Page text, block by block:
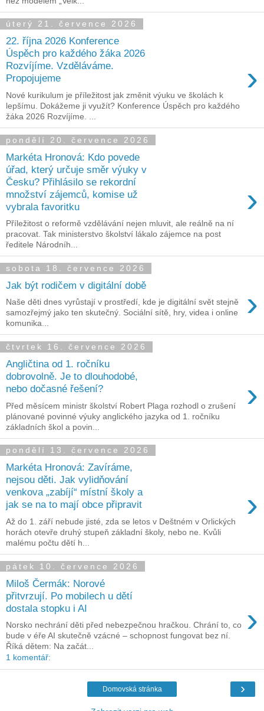
úterý 21. července 2026
22. října 2026 Konference
Úspěch pro každého žáka 2026
Rozvíjíme. Vzděláváme.
Propojujeme
›
Nové kurikulum je příležitost jak změnit výuku ve školách k
lepšímu. Dokážeme ji využít? Konference Úspěch pro každého
žáka 2026 Rozvíjíme. ...
pondělí 20. července 2026
Markéta Hronová: Kdo povede
úřad, který určuje směr výuky v
Česku? Přihlásilo se rekordní
množství zájemců, komise už
vybrala favoritku
›
Příležitost o reformě vzdělávání nejen mluvit, ale reálně na ní
pracovat. Tak ministerstvo školství lákalo zájemce na post
ředitele Národníh...
sobota 18. července 2026
Jak být rodičem v digitální době ›
Naše děti dnes vyrůstají v prostředí, kde je digitální svět stejně
samozřejmý jako ten skutečný. Sociální sítě, hry, videa i online
komunika...
čtvrtek 16. července 2026
Angličtina od 1. ročníku
dobrovolně. Je to dlouhodobé,
nebo dočasné řešení?
›
Před měsícem ministr školství Robert Plaga rozhodl o zrušení
plánované povinné výuky anglického jazyka od 1. ročníku
základních škol a povin...
pondělí 13. července 2026
Markéta Hronová: Zavíráme,
nejsou děti. Jak vylidňování
venkova „zabíjí“ místní školy a
jak se na to mají obce připravit
›
Až do 1. září nebude jisté, zda se letos v Deštném v Orlických
horách otevře druhý stupeň základní školy, nebo ne. Kvůli
malému počtu dětí h...
pátek 10. července 2026
Miloš Čermák: Norové
přitvrzují. Po mobilech u dětí
dostala stopku i AI
›
Norsko nechrání děti před nebezpečnou hračkou. Chrání to, co
bude v éře AI skutečně vzácné – schopnost fungovat bez ní.
Říká dětem: Na začát...
1 komentář:
›
Domovská stránka